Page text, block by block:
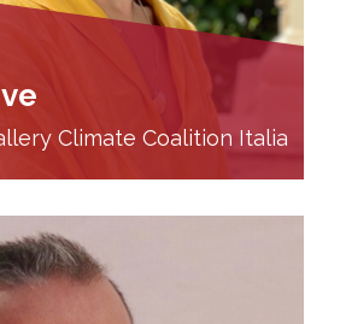
Climate Coalition Italia